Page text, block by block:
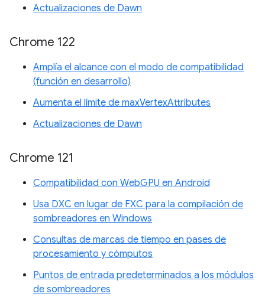
Actualizaciones de Dawn
Chrome 122
Amplía el alcance con el modo de compatibilidad
(función en desarrollo)
Aumenta el límite de maxVertexAttributes
Actualizaciones de Dawn
Chrome 121
Compatibilidad con WebGPU en Android
Usa DXC en lugar de FXC para la compilación de
sombreadores en Windows
Consultas de marcas de tiempo en pases de
procesamiento y cómputos
Puntos de entrada predeterminados a los módulos
de sombreadores